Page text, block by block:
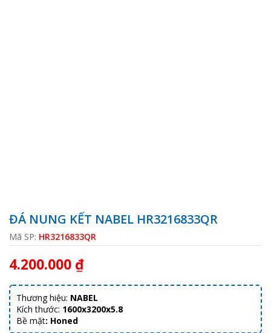
ĐÁ NUNG KẾT NABEL HR3216833QR
Mã SP: HR3216833QR
4.200.000 ₫
Thương hiệu: NABEL
Kích thước: 1600x3200x5.8
Bề mặt: Honed